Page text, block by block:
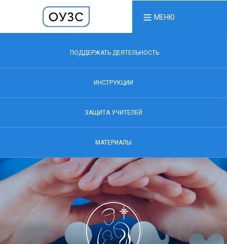
МЕНЮ
ПОДДЕРЖАТЬ ДЕЯТЕЛЬНОСТЬ
ИНСТРУКЦИИ
ЗАЩИТА УЧИТЕЛЕЙ
МАТЕРИАЛЫ